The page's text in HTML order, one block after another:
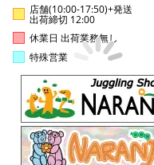
店舗(10:00-17:50)+発送
出荷締切 12:00
休業日 出荷業務無し
特殊営業